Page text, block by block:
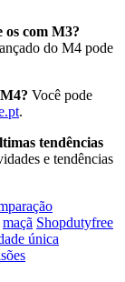
os com M3?
do M4 pode
Você pode
.
tendências
e tendências
maçã Shopdutyfree
única